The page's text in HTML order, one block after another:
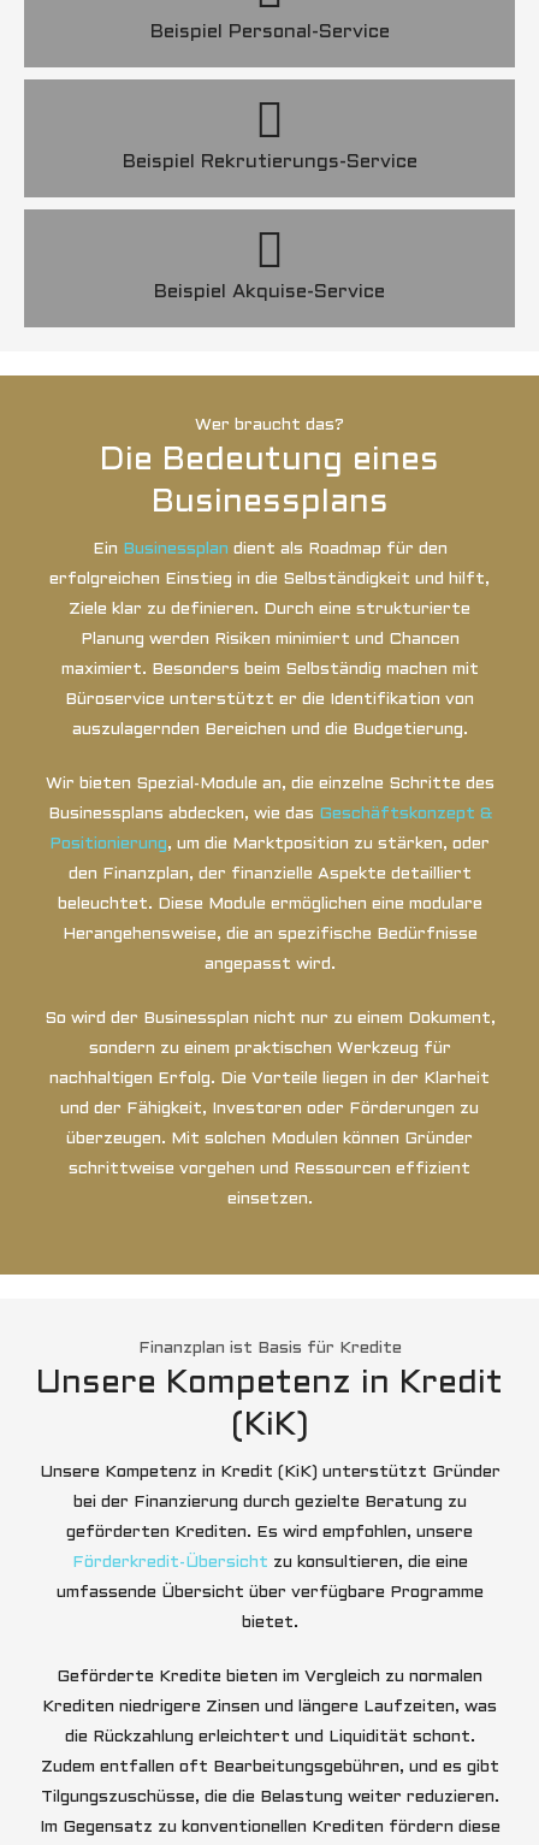
Beispiel Personal-Service
Beispiel Rekrutierungs-Service
Beispiel Akquise-Service
Wer braucht das?
Die Bedeutung eines
Businessplans
Ein Businessplan dient als Roadmap für den
erfolgreichen Einstieg in die Selbständigkeit und hilft,
Ziele klar zu definieren. Durch eine strukturierte
Planung werden Risiken minimiert und Chancen
maximiert. Besonders beim Selbständig machen mit
Büroservice unterstützt er die Identifikation von
auszulagernden Bereichen und die Budgetierung.
Wir bieten Spezial-Module an, die einzelne Schritte des
Businessplans abdecken, wie das Geschäftskonzept &
Positionierung, um die Marktposition zu stärken, oder
den Finanzplan, der finanzielle Aspekte detailliert
beleuchtet. Diese Module ermöglichen eine modulare
Herangehensweise, die an spezifische Bedürfnisse
angepasst wird.
So wird der Businessplan nicht nur zu einem Dokument,
sondern zu einem praktischen Werkzeug für
nachhaltigen Erfolg. Die Vorteile liegen in der Klarheit
und der Fähigkeit, Investoren oder Förderungen zu
überzeugen. Mit solchen Modulen können Gründer
schrittweise vorgehen und Ressourcen effizient
einsetzen.
Finanzplan ist Basis für Kredite
Unsere Kompetenz in Kredit
(KiK)
Unsere Kompetenz in Kredit (KiK) unterstützt Gründer
bei der Finanzierung durch gezielte Beratung zu
geförderten Krediten. Es wird empfohlen, unsere
Förderkredit-Übersicht zu konsultieren, die eine
umfassende Übersicht über verfügbare Programme
bietet.
Geförderte Kredite bieten im Vergleich zu normalen
Krediten niedrigere Zinsen und längere Laufzeiten, was
die Rückzahlung erleichtert und Liquidität schont.
Zudem entfallen oft Bearbeitungsgebühren, und es gibt
Tilgungszuschüsse, die die Belastung weiter reduzieren.
Im Gegensatz zu konventionellen Krediten fördern diese